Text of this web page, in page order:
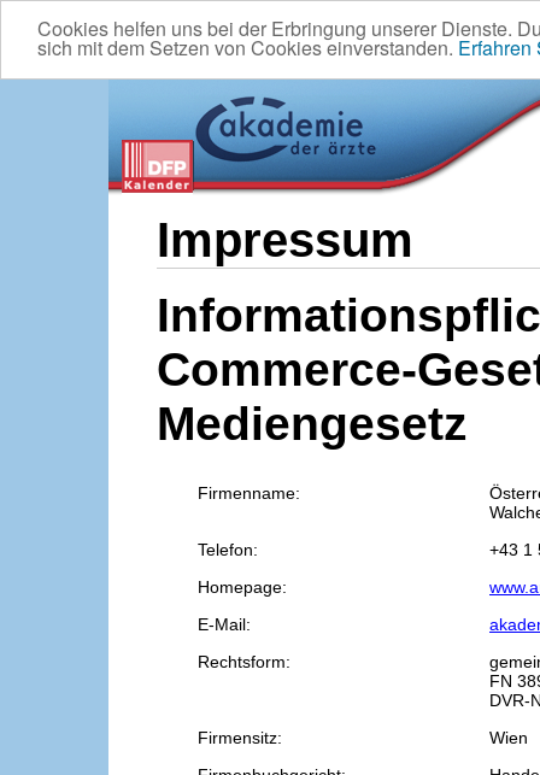
Cookies helfen uns bei der Erbringung unserer Dienste.
sich mit dem Setzen von Cookies einverstanden. Erfahren
Impressum
Commerce-
Mediengesetz
Firmenname:
Telefon:
+43 1
Homepage:
E-Mail:
Rechtsform:
FN
DVR-
Firmensitz:
Wien